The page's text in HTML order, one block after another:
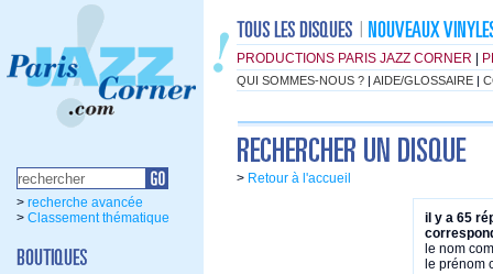
PRODUCTIONS PARIS JAZZ CORNER
QUI SOMMES-NOUS ? | AIDE/GLOSSAIRE |
> recherche avancée
> Classement thématique
> Retour à l'accueil
il y a 65
le nom
le prénom